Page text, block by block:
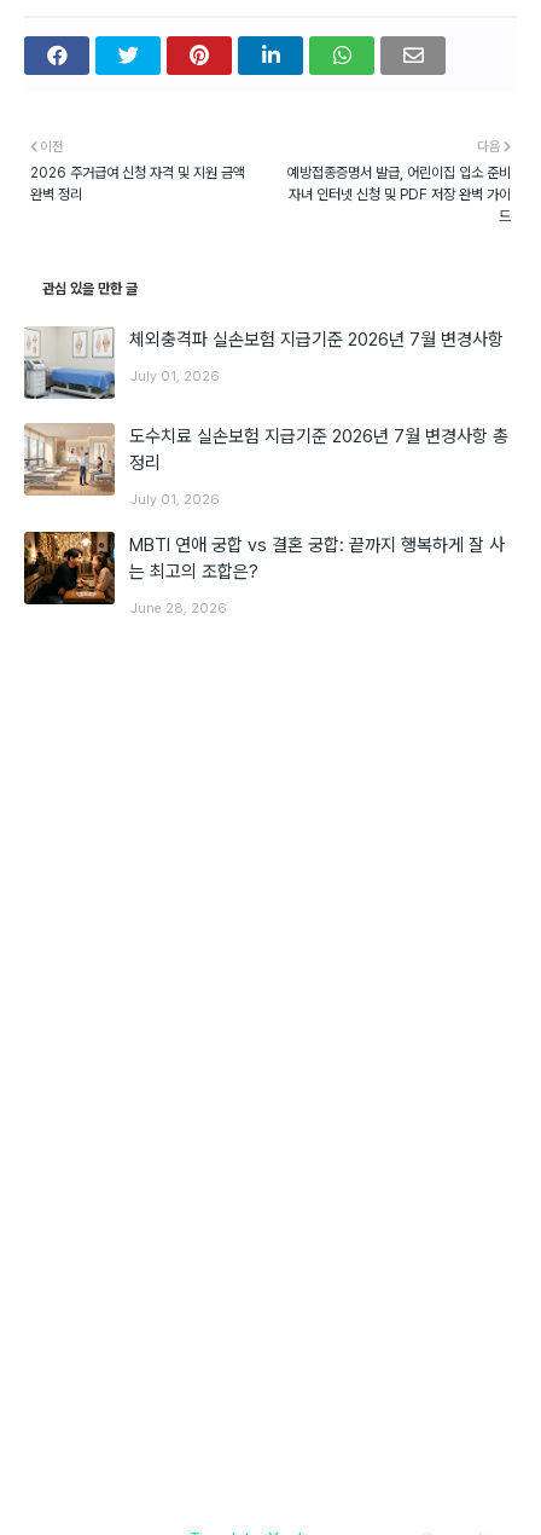
다음
예방접종증명서 발급, 어린이집 입소 준비
자녀 인터넷 신청 및 PDF 저장 완벽 가이
드
이전
2026 주거급여 신청 자격 및 지원 금액
완벽 정리
관심 있을 만한 글
체외충격파 실손보험 지급기준 2026년 7월 변경사항
July 01, 2026
도수치료 실손보험 지급기준 2026년 7월 변경사항 총
정리
July 01, 2026
MBTI 연애 궁합 vs 결혼 궁합: 끝까지 행복하게 잘 사
는 최고의 조합은?
June 28, 2026